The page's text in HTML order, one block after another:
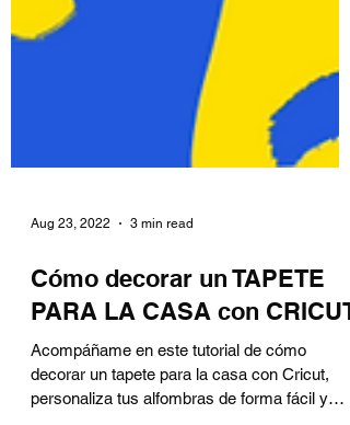
Aug 23, 2022
Cómo decorar un TAPETE
PARA LA CASA con CRICUT
Acompáñame en este tutorial de cómo